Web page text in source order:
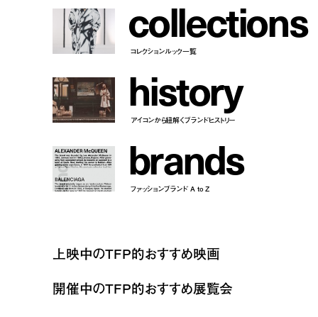
collections
コレクションルック一覧
history
アイコンから紐解くブランドヒストリー
brands
ファッションブランド A to Z
上映中のTFP的おすすめ映画
開催中のTFP的おすすめ展覧会